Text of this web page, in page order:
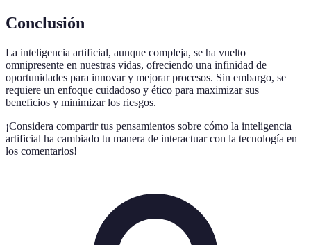
Conclusión
La inteligencia artificial, aunque compleja, se ha vuelto
omnipresente en nuestras vidas, ofreciendo una infinidad de
oportunidades para innovar y mejorar procesos. Sin embargo, se
requiere un enfoque cuidadoso y ético para maximizar sus
beneficios y minimizar los riesgos.
¡Considera compartir tus pensamientos sobre cómo la inteligencia
artificial ha cambiado tu manera de interactuar con la tecnología en
los comentarios!